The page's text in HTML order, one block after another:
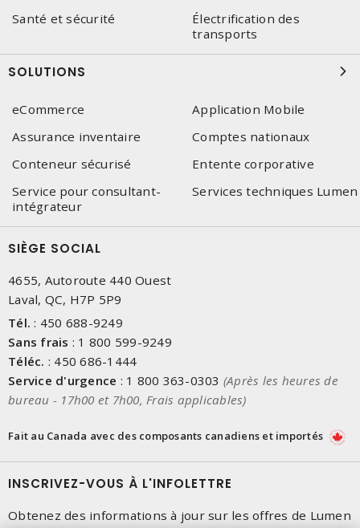
Santé et sécurité
Électrification des
transports
SOLUTIONS
eCommerce
Application Mobile
Assurance inventaire
Comptes nationaux
Conteneur sécurisé
Entente corporative
Service pour consultant-
intégrateur
Services techniques Lumen
SIÈGE SOCIAL
4655, Autoroute 440 Ouest
Laval, QC, H7P 5P9
Tél. : 450 688-9249
Sans frais : 1 800 599-9249
Téléc. : 450 686-1444
Service d'urgence : 1 800 363-0303 (Après les heures de
bureau - 17h00 et 7h00, Frais applicables)
Fait au Canada avec des composants canadiens et importés
INSCRIVEZ-VOUS À L'INFOLETTRE
Obtenez des informations à jour sur les offres de Lumen